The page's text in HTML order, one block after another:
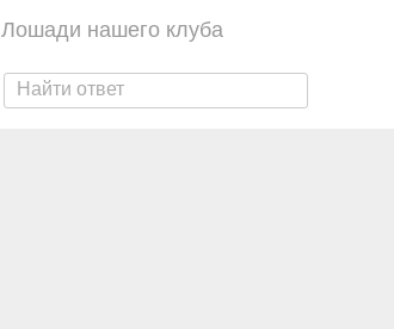
Лошади нашего клуба